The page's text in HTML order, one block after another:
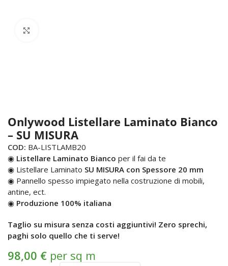
Onlywood Listellare Laminato Bianco
– SU MISURA
COD: BA-LISTLAMB20
◉ Listellare Laminato Bianco per il fai da te
◉ Listellare Laminato SU MISURA con Spessore 20 mm
◉ Pannello spesso impiegato nella costruzione di mobili,
antine, ect.
◉ Produzione 100% italiana
Taglio su misura senza costi aggiuntivi! Zero sprechi,
paghi solo quello che ti serve!
98,00 € per sq m